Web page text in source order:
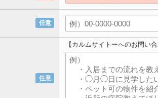
任意
任意
【カルムサイトーへのお問い合